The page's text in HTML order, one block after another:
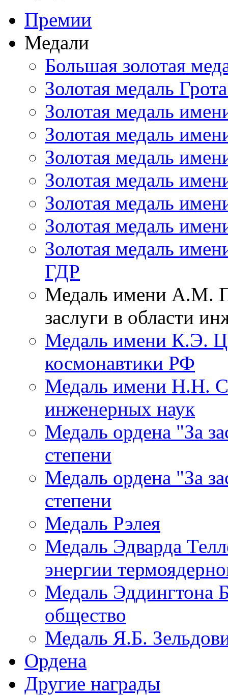
Премии
Медали
Большая золотая
Золотая медаль
Золотая медаль
Золотая медаль
Золотая медаль
Золотая медаль
Золотая медаль
Золотая медаль
Золотая медаль
ГДР
Медаль имени А.М.
заслуги в области
Медаль имени К.Э.
космонавтики РФ
Медаль имени Н.Н.
инженерных наук
Медаль ордена "За
степени
Медаль ордена "За
степени
Медаль Рэлея
Медаль Эдварда
энергии
Медаль Эддингтона
общество
Медаль Я.Б.
Ордена
Другие награды